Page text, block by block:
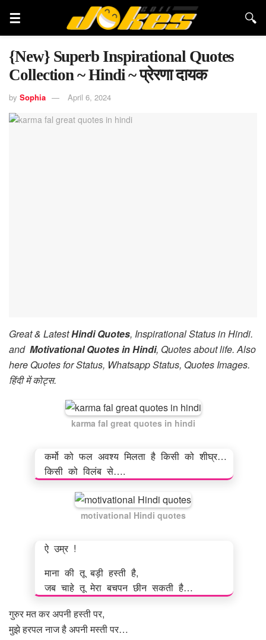
{New} Superb Inspirational Quotes
Collection ~ Hindi ~ प्रेरणा दायक
by Sophia April 6, 2024
Great & LatestHindi Quotes, Inspirational Status in Hindi.
and Motivational Quotes in Hindi, Quotes about life. Also
here Quotes for Status, Whatsapp Status, Quotes Images.
हिंदी में कोट्स.
karma fal great quotes in hindi
कर्मो को फल अवश्य मिलता है किसी को शीघ्र…
किसी को विलंब से….
motivational Hindi quotes
ऐ उम्र !
माना की तू बड़ी हस्ती है,
जब चाहे तू मेरा बचपन छीन सकती है…
गुरुर मत कर अपनी हस्ती पर,
मुझे हरपल नाज है अपनी मस्ती पर…